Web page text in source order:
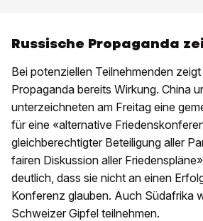
Russische Propaganda
Bei potenziellen Teilnehmenden
Propaganda bereits Wirkung. China
unterzeichneten am Freitag eine
für eine «alternative
gleichberechtigter Beteiligung aller
fairen Diskussion aller
deutlich, dass sie nicht an einen
Konferenz glauben. Auch Südafrika
Schweizer Gipfel teilnehmen.